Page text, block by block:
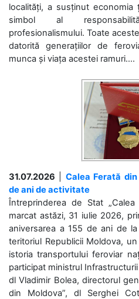
localități, a susținut
simbol al
profesionalismului. Toate
datorită generațiilor de
munca și viața acestei ramuri....
31.07.2026
Calea Ferată
de ani de activitate
Întreprinderea de Stat
marcat astăzi, 31 iulie 2026,
aniversarea a 155 de ani de
teritoriul Republicii Moldova,
istoria transportului feroviar
participat ministrul
dl Vladimir Bolea, directorul
din Moldova”, dl Serghei